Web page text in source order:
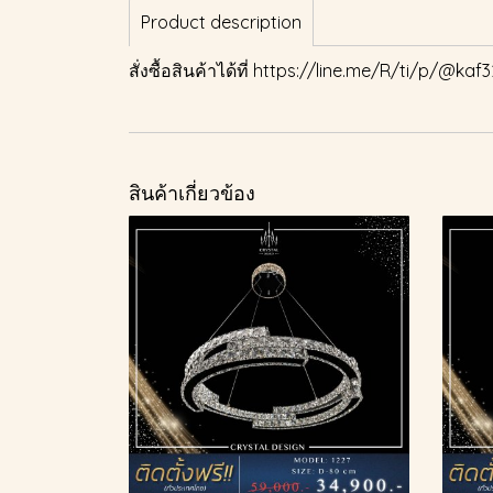
Product description
สั่งซื้อสินค้าได้ที่ https://line.me/R/ti/p/
สินค้าเกี่ยวข้อง